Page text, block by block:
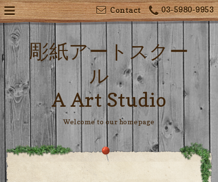
03-5980-9953
Contact
彫紙アートスクー
ル
A Art Studio
Welcome to our homepage